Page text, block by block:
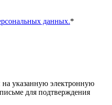
данных.*
указанную электронную
для подтверждения